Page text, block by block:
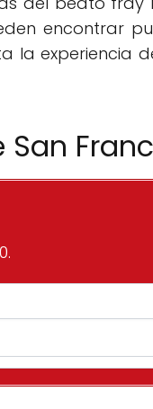
encontrar
la experiencia
San